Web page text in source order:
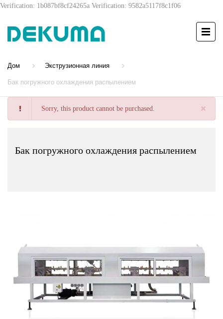
Verification: 1b087bf8cf24265a Verification: 9582a5117f8c1f06
Дом Экструзионная линия
Бак погружного охлаждения распылением
Sorry, this product cannot be purchased.
Бак погружного охлаждения распылением